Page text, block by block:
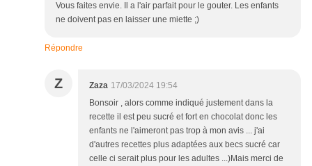
Vous faites envie. Il a l'air parfait pour le gouter. Les enfants
ne doivent pas en laisser une miette ;)
Répondre
Z Zaza 17/03/2024 19:54
Bonsoir , alors comme indiqué justement dans la
recette il est peu sucré et fort en chocolat donc les
enfants ne l'aimeront pas trop à mon avis ... j'ai
d'autres recettes plus adaptées aux becs sucré car
celle ci serait plus pour les adultes ...)Mais merci de